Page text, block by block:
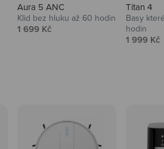
Aura 5 ANC
Klid bez hluku až 60 hodin
Prodejní cena
1 699 Kč
Titan 4
Basy
hodin
Prodejní
1 999 Kč